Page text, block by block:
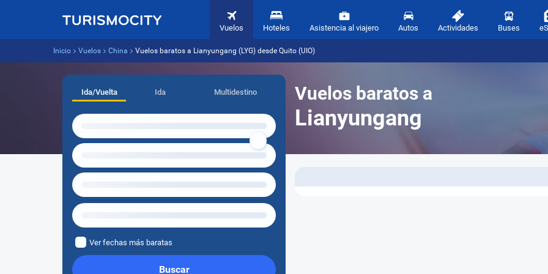
Vuelos Hoteles Asistencia al viajero Autos Actividades Buses
Inicio Vuelos China Vuelos baratos a Lianyungang (LYG) desde Quito (UIO)
Vuelos baratos a
Lianyungang
Ida/Vuelta Ida Multidestino
Ver fechas más baratas
Buscar